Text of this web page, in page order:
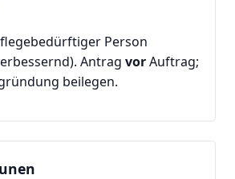
Person
Antrag vorAuftrag;
beilegen.